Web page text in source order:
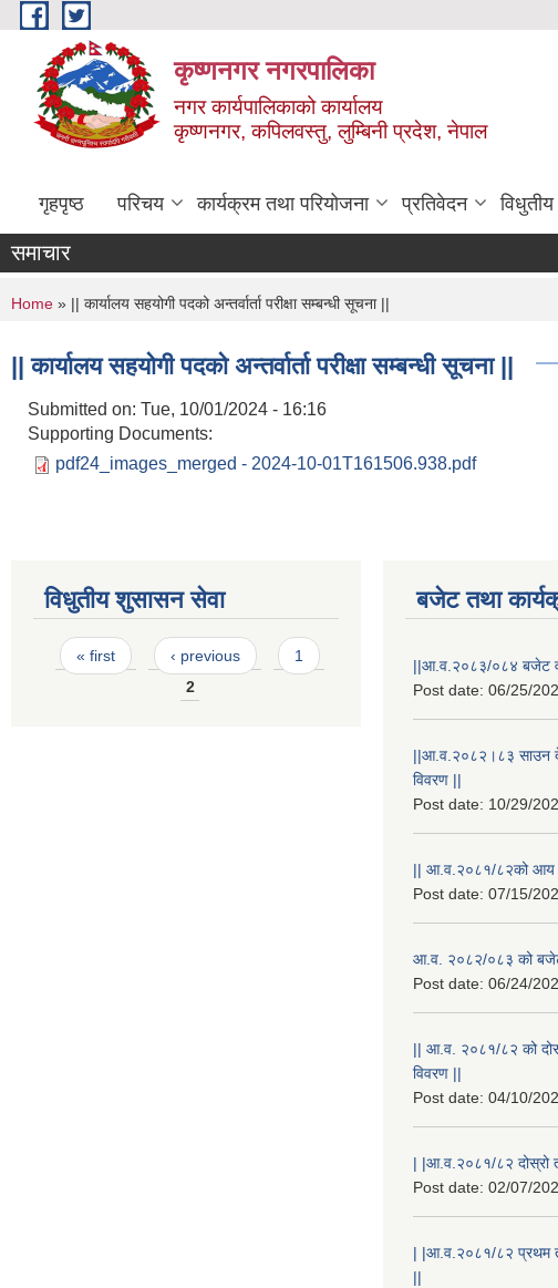
Skip to main content
कृष्णनगर नगरपालिका
नगर कार्यपालिकाको कार्यालय
कृष्णनगर, कपिलवस्तु, लुम्बिनी प्रदेश, नेपाल
गृहपृष्ठ परिचय कार्यक्रम तथा परियोजना प्रतिवेदन
समाचार
You are here
Home » || कार्यालय सहयोगी पदको अन्तर्वार्ता परीक्षा सम्बन्धी सूचना ||
|| कार्यालय सहयोगी पदको अन्तर्वार्ता परीक्षा सम्बन्धी सूचना ||
Submitted on: Tue, 10/01/2024 - 16:16
Supporting Documents:
pdf24_images_merged - 2024-10-01T161506.938.pdf
विधुतीय शुसासन सेवा
Pages
« first ‹ previous
1
2
बजेट तथा
||आ.व.२०८३/०८४ बजेट
Post date: 06/25/
||आ.व.२०८२।८३ साउन
विवरण ||
Post date: 10/29/
|| आ.व.२०८१/८२को आय
Post date: 07/15/
आ.व. २०८२/०८३ को
Post date: 06/24/
|| आ.व. २०८१/८२ को
विवरण ||
Post date: 04/10/
| |आ.व.२०८१/८२ दोस्रो
Post date: 02/07/
| |आ.व.२०८१/८२ प्रथम
||